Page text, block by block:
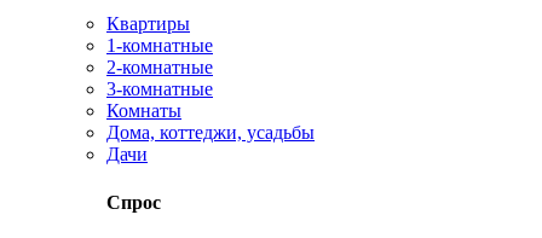
Квартиры
1-комнатные
2-комнатные
3-комнатные
Комнаты
Дома, коттеджи, усадьбы
Дачи
Спрос